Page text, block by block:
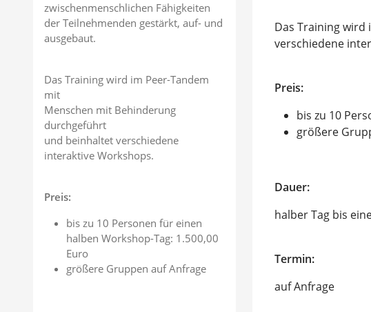
zwischenmenschlichen Fähigkeiten
der Teilnehmenden gestärkt, auf- und
ausgebaut.
Das Training wird im Peer-Tandem
mit
Menschen mit Behinderung
durchgeführt
und beinhaltet verschiedene
interaktive Workshops.
Preis:
bis zu 10 Personen für einen
halben Workshop-Tag: 1.500,00
Euro
größere Gruppen auf Anfrage
Das Training
verschiedene
Preis:
bis zu 10
größere
Dauer:
halber Tag bis
Termin:
auf Anfrage